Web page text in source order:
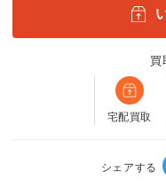
買
宅配買取
シェアする